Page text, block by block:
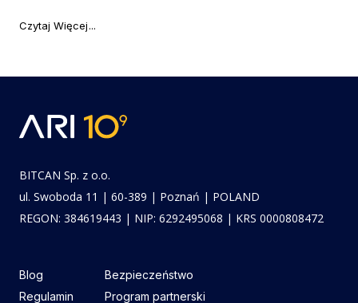
Czytaj Więcej
BITCAN Sp. z o.o.
ul. Swoboda 11 | 60-389 | Poznań | POLAND
REGON: 384619443 | NIP: 6292495068 | KRS 0000808472
Blog
Regulamin
Bezpieczeństwo
Program partnerski